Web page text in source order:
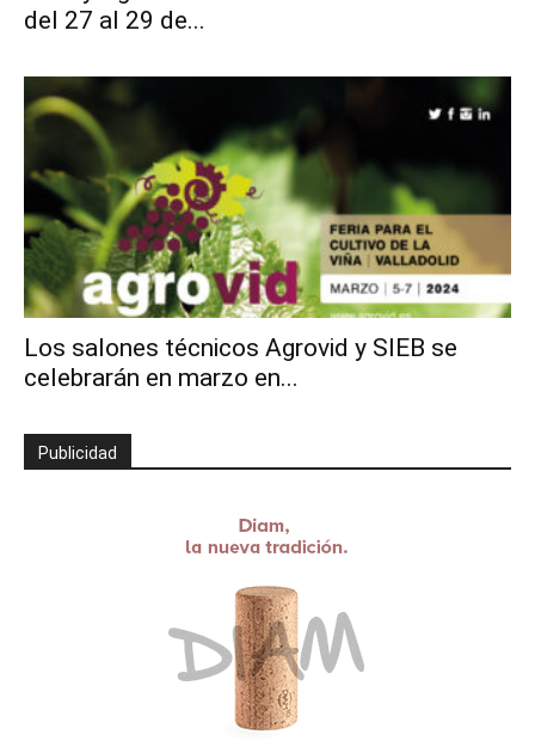
del 27 al 29 de...
Los salones técnicos Agrovid y SIEB se
celebrarán en marzo en...
Publicidad